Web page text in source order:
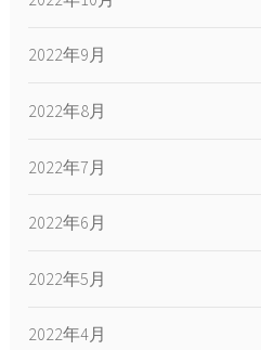
2022年9月
2022年8月
2022年7月
2022年6月
2022年5月
2022年4月